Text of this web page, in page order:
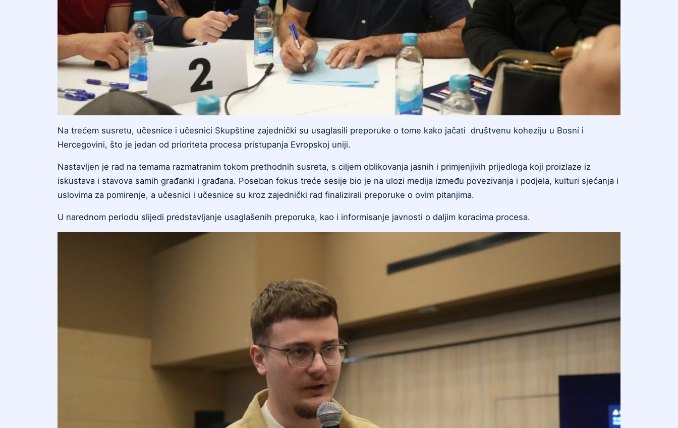
Na trećem susretu, učesnice i učesnici Skupštine zajednički su usaglasili preporuke o tome kako jačati društvenu koheziju u Bosni i
Hercegovini, što je jedan od prioriteta procesa pristupanja Evropskoj uniji.
Nastavljen je rad na temama razmatranim tokom prethodnih susreta, s ciljem oblikovanja jasnih i primjenjivih prijedloga koji proizlaze iz
iskustava i stavova samih građanki i građana. Poseban fokus treće sesije bio je na ulozi medija između povezivanja i podjela, kulturi sjećanja i
uslovima za pomirenje, a učesnici i učesnice su kroz zajednički rad finalizirali preporuke o ovim pitanjima.
U narednom periodu slijedi predstavljanje usaglašenih preporuka, kao i informisanje javnosti o daljim koracima procesa.